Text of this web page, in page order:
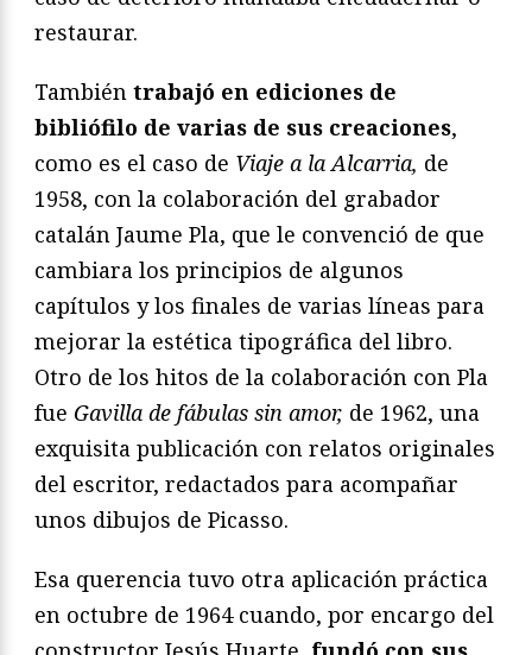
restaurar.
También trabajó en ediciones de
bibliófilo de varias de sus creaciones,
como es el caso de Viaje a la Alcarria, de
1958, con la colaboración del grabador
catalán Jaume Pla, que le convenció de que
cambiara los principios de algunos
capítulos y los finales de varias líneas para
mejorar la estética tipográfica del libro.
Otro de los hitos de la colaboración con Pla
fue Gavilla de fábulas sin amor, de 1962, una
exquisita publicación con relatos originales
del escritor, redactados para acompañar
unos dibujos de Picasso.
Esa querencia tuvo otra aplicación práctica
en octubre de 1964 cuando, por encargo del